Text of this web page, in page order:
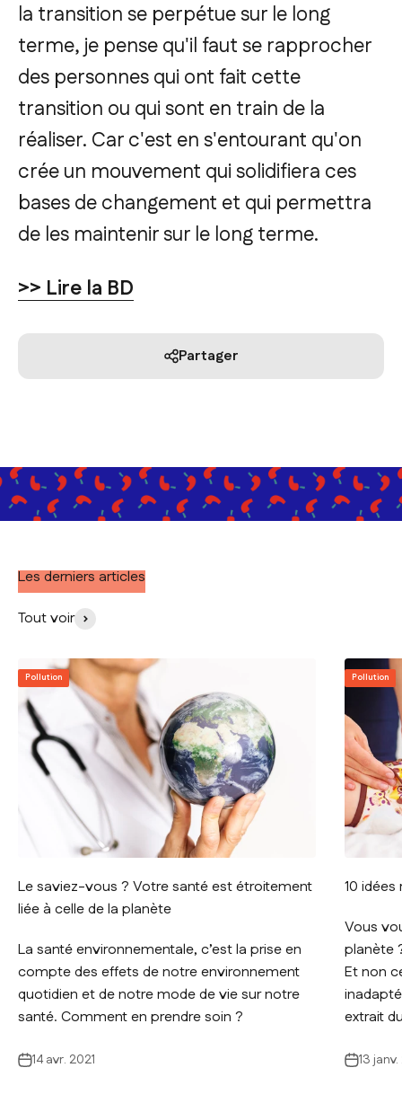
la transition se perpétue sur le long
terme, je pense qu'il faut se rapprocher
des personnes qui ont fait cette
transition ou qui sont en train de la
réaliser. Car c'est en s'entourant qu'on
crée un mouvement qui solidifiera ces
bases de changement et qui permettra
de les maintenir sur le long terme.
>> Lire la BD
Partager
Les derniers articles
Tout voir
Pollution
Le saviez-vous ? Votre santé est étroitement
liée à celle de la planète
La santé environnementale, c’est la prise en
compte des effets de notre environnement
quotidien et de notre mode de vie sur notre
santé. Comment en prendre soin ?
14 avr. 2021
Pollution
10
Vous
planète
Et non
extrait
13 janv.